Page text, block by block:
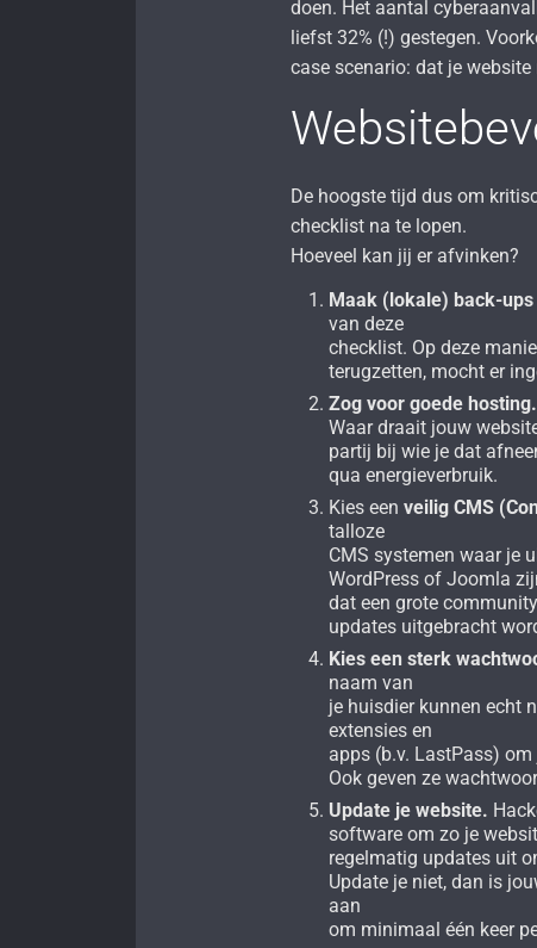
doen. Het aantal
liefst 32% (!) gestegen.
case scenario: dat je website
De hoogste tijd dus om
checklist na te lopen.
Hoeveel kan jij er afvinken?
Maak (lokale) back-
van deze
checklist. Op deze
terugzetten, mocht er
Zog voor goede hosting.
Waar draait jouw
partij bij wie je dat
qua energieverbruik.
Kies eenveilig CMS
talloze
CMS systemen waar je
WordPress of Joomla
dat een grote
updates uitgebracht
Kies een sterk
naam van
je huisdier kunnen echt
extensies en
apps (b.v. LastPass)
Ook geven ze
Update je website.
software om zo je
regelmatig updates uit
Update je niet, dan is
aan
om minimaal één keer